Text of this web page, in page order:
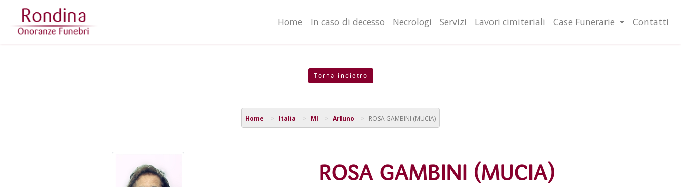
Home In caso di decesso Necrologi Servizi Lavori cimiteriali Case Funerarie Contatti
Torna indietro
Home Italia MI Arluno ROSA GAMBINI (MUCIA)
ROSA GAMBINI (MUCIA)
Questo sito o gli strumenti terzi da questo utilizzati si avvalgono di cookie necessari al funzionamento ed utili alle finalità illustrate nella cookie policy. Chiudendo questo banner,
scorrendo questa pagina, cliccando su un link o proseguendo la navigazione in altra maniera, acconsenti all'uso dei cookie. Ulteriori informazioni OK